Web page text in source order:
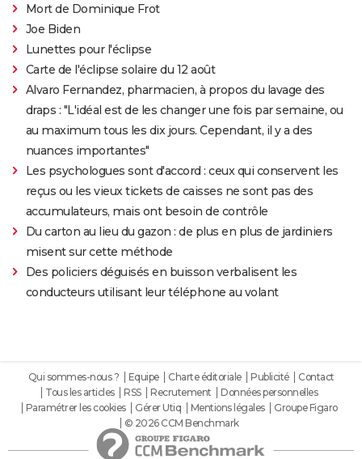
Mort de Dominique Frot
Joe Biden
Lunettes pour l'éclipse
Carte de l'éclipse solaire du 12 août
Alvaro Fernandez, pharmacien, à propos du lavage des
draps : "L'idéal est de les changer une fois par semaine, ou
au maximum tous les dix jours. Cependant, il y a des
nuances importantes"
Les psychologues sont d'accord : ceux qui conservent les
reçus ou les vieux tickets de caisses ne sont pas des
accumulateurs, mais ont besoin de contrôle
Du carton au lieu du gazon : de plus en plus de jardiniers
misent sur cette méthode
Des policiers déguisés en buisson verbalisent les
conducteurs utilisant leur téléphone au volant
Qui sommes-nous ? Equipe Charte éditoriale Publicité
Contact
Tous les articles
RSS Recrutement
Données personnelles
Paramétrer les cookies
Gérer Utiq Mentions légales
Groupe Figaro
© 2026 CCM Benchmark